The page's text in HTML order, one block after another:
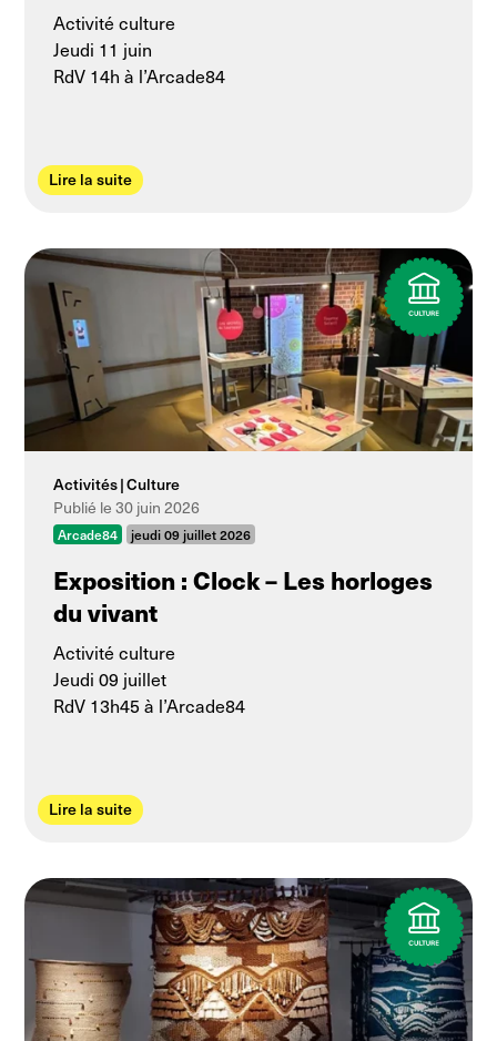
Activité culture
Jeudi 11 juin
RdV 14h à l’Arcade84
Lire la suite
Activités Culture
Publié le 30 juin 2026
Arcade84 jeudi 09 juillet 2026
Exposition : Clock – Les horloges
du vivant
Activité culture
Jeudi 09 juillet
RdV 13h45 à l’Arcade84
Lire la suite